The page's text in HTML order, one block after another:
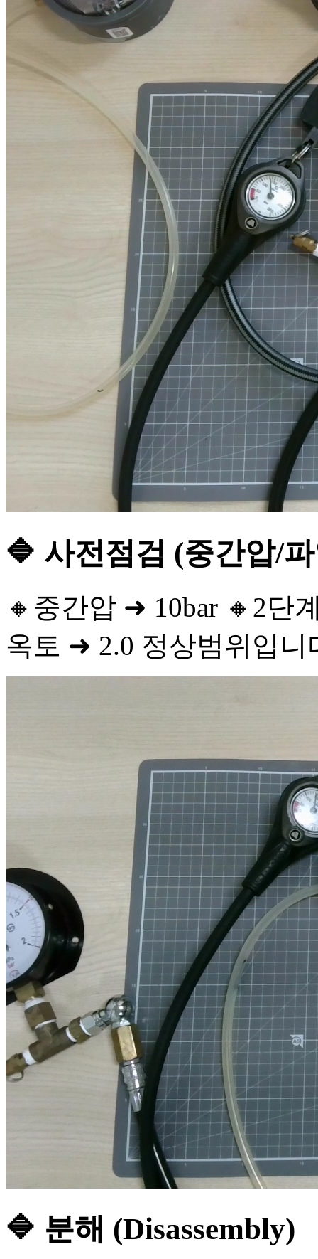
🔷 사전점검 (중간압/
🔸중간압 ➜ 10bar 🔸2단
옥토 ➜ 2.0 정상범위입니
🔷 분해 (Disassembly)